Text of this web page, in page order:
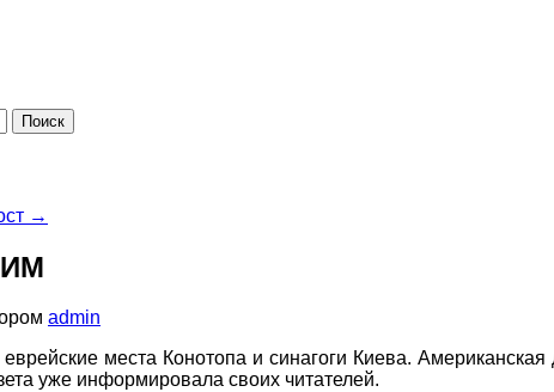
→
admin
места Конотопа и синагоги Киева.
уже информировала своих читателей.